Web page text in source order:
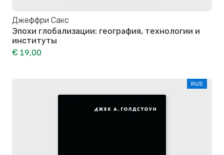
Джеффри Сакс
Эпохи глобализации: география, технологии и
институты
€ 19,00
RUS